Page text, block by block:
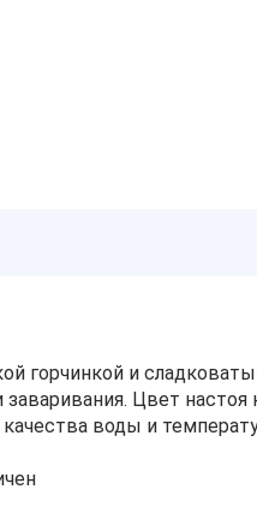
горчинкой и
Цвет настоя
воды и